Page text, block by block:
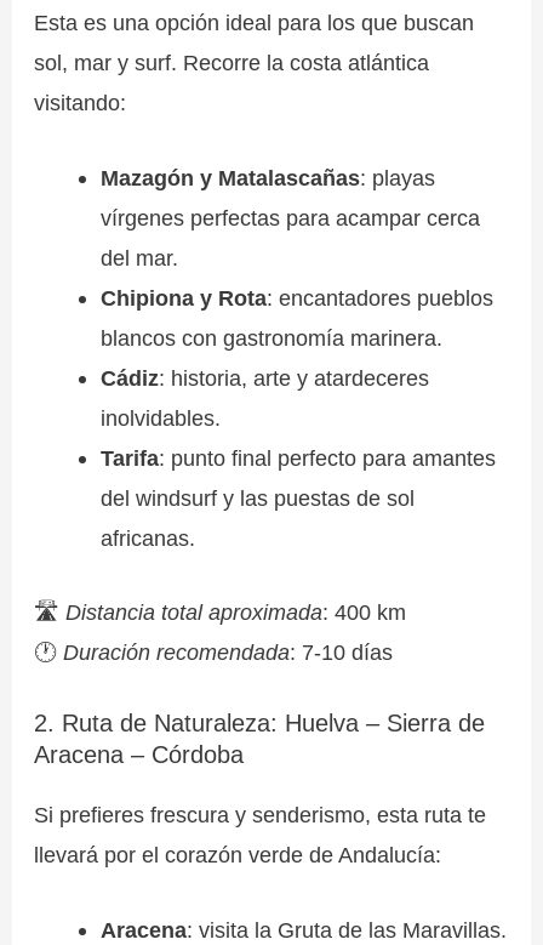
Esta es una opción ideal para los que buscan
sol, mar y surf. Recorre la costa atlántica
visitando:
Mazagón y Matalascañas: playas
vírgenes perfectas para acampar cerca
del mar.
Chipiona y Rota: encantadores pueblos
blancos con gastronomía marinera.
Cádiz: historia, arte y atardeceres
inolvidables.
Tarifa: punto final perfecto para amantes
del windsurf y las puestas de sol
africanas.
🛣Distancia total aproximada: 400 km
🕐Duración recomendada: 7-10 días
2. Ruta de Naturaleza: Huelva – Sierra de
Aracena – Córdoba
Si prefieres frescura y senderismo, esta ruta te
llevará por el corazón verde de Andalucía:
Aracena: visita la Gruta de las Maravillas.